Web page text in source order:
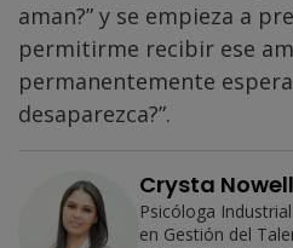
aman?” y se empieza a
permitirme recibir ese
permanentemente
desaparezca?”.
Crysta Nowell
Psicóloga
en Gestión del